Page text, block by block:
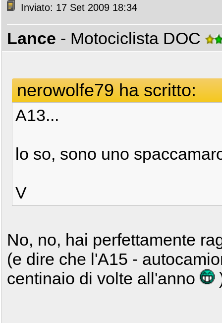
Inviato: 17 Set 2009 18:34
Lance - Motociclista DOC
nerowolfe79 ha scritto:
A13...
lo so, sono uno
V
No, no, hai perfettamente
(e dire che l'A15 -
centinaio di volte all'anno